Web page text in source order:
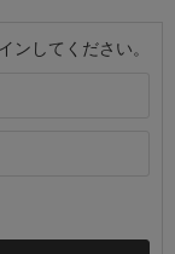
ンしてください。